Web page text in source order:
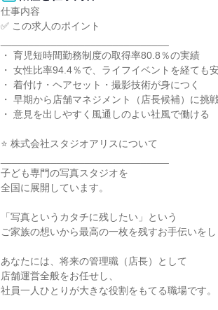
仕事内容
✅ この求人のポイント
・ 育児短時間勤務制度の取得率80.8％の実績
・ 女性比率94.4％で、ライフイベントを経ても
・ 着付け・ヘアセット・撮影技術が身につく
・ 早期から店舗マネジメント（店長候補）に挑
・ 意見を出しやすく風通しのよい社風で働ける
⭐ 株式会社スタジオアリスについて
子ども専門の写真スタジオを
全国に展開しています。
「写真というカタチに残したい」という
ご家族の想いから最高の一枚を残すお手伝いをし
あなたには、将来の管理職（店長）として
店舗運営全般をお任せし、
社員一人ひとりが大きな役割をもてる職場です。